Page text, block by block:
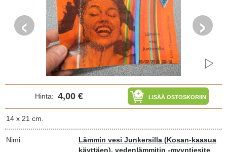
‹ ›
Hinta: 4,00 € LISÄÄ OSTOSKORIIN
14 x 21 cm.
Nimi
Lämmin vesi Junkersilla (Kosan-kaasua
käyttäen), vedenlämmitin -myyntiesite